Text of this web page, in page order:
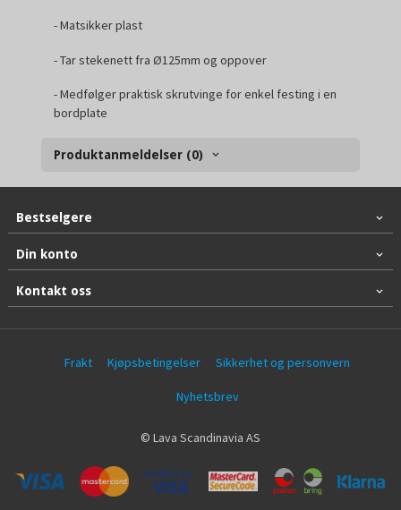
- Matsikker plast
- Tar stekenett fra Ø125mm og oppover
- Medfølger praktisk skrutvinge for enkel festing i en
bordplate
Produktanmeldelser (0)
Bestselgere
Din konto
Kontakt oss
Frakt Kjøpsbetingelser Sikkerhet og personvern
Nyhetsbrev
© Lava Scandinavia AS